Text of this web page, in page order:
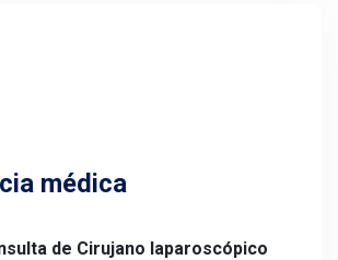
médica
de Cirujano laparoscópico